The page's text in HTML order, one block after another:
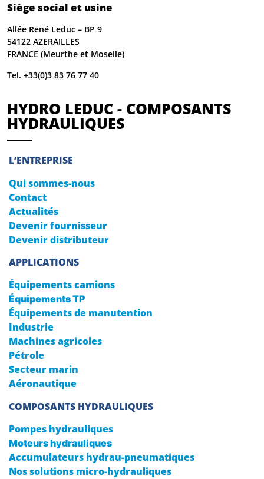
Siège social et usine
Allée René Leduc – BP 9
54122 AZERAILLES
FRANCE (Meurthe et Moselle)
Tel. +33(0)3 83 76 77 40
HYDRO LEDUC - COMPOSANTS
HYDRAULIQUES
L’ENTREPRISE
Qui sommes-nous
Contact
Actualités
Devenir fournisseur
Devenir distributeur
APPLICATIONS
Équipements camions
Équipements TP
Équipements de manutention
Industrie
Machines agricoles
Pétrole
Secteur marin
Aéronautique
COMPOSANTS HYDRAULIQUES
Pompes hydrauliques
Moteurs hydrauliques
Accumulateurs hydrau-pneumatiques
Nos solutions micro-hydrauliques